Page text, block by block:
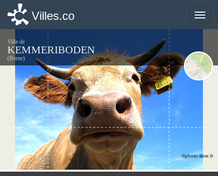
Toggle
Villes.co
Ville de
KEMMERIBODEN
(Berne)
©photo-libre.fr
Toggle
Villes.co